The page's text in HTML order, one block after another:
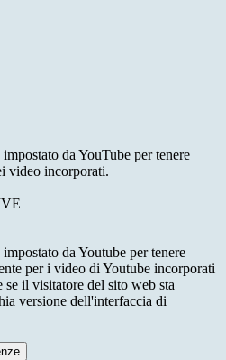
da YouTube per tenere
video incorporati.
da Youtube per tenere
per i video di Youtube incorporati
se il visitatore del sito web sta
versione dell'interfaccia di